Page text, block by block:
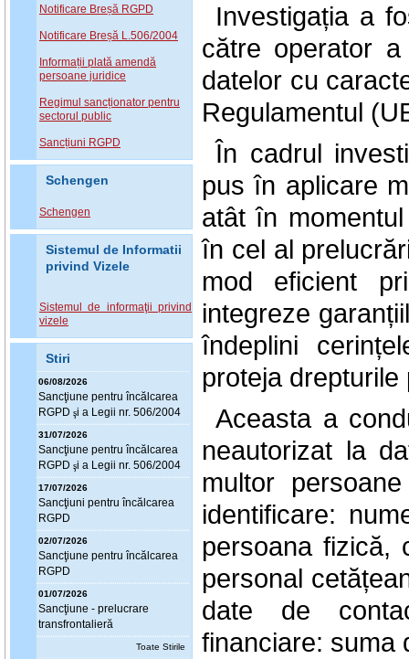
Notificare Breșă RGPD
Notificare Breșă L.506/2004
Informații plată amendă
persoane juridice
Regimul sancționator pentru
sectorul public
Sancțiuni RGPD
Schengen
Schengen
Sistemul de Informatii
privind Vizele
Sistemul de informaţii privind
vizele
Stiri
06/08/2026
Sancţiune pentru încălcarea
RGPD şi a Legii nr. 506/2004
31/07/2026
Sancţiune pentru încălcarea
RGPD şi a Legii nr. 506/2004
17/07/2026
Sancţiuni pentru încălcarea
RGPD
02/07/2026
Sancţiune pentru încălcarea
RGPD
01/07/2026
Sancţiune - prelucrare
transfrontalieră
Toate Stirile
Investigația a
către operator
datelor cu
Regulamentul
În cadrul
pus în aplicare
atât în
în cel al
mod eficient
integreze
îndeplini
proteja
Aceasta a
neautorizat la
multor
identificare:
persoana fizică,
personal
date de
financiare: suma